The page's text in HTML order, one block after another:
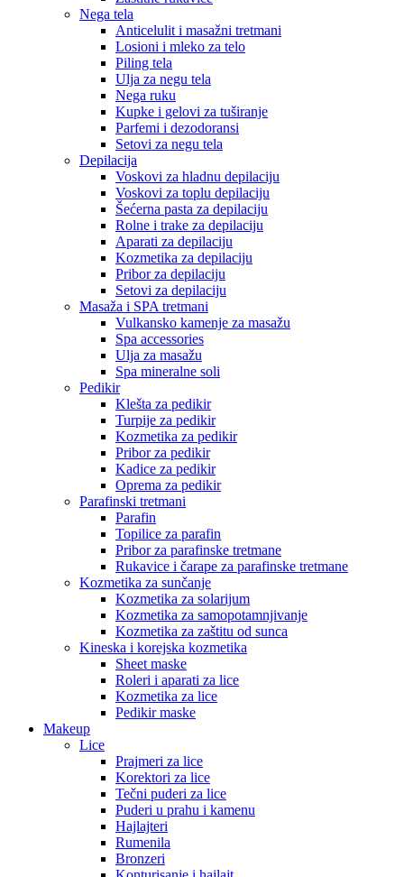
Nega tela
Anticelulit i masažni tretmani
Losioni i mleko za telo
Piling tela
Ulja za negu tela
Nega ruku
Kupke i gelovi za tuširanje
Parfemi i dezodoransi
Setovi za negu tela
Depilacija
Voskovi za hladnu depilaciju
Voskovi za toplu depilaciju
Šećerna pasta za depilaciju
Rolne i trake za depilaciju
Aparati za depilaciju
Kozmetika za depilaciju
Pribor za depilaciju
Setovi za depilaciju
Masaža i SPA tretmani
Vulkansko kamenje za masažu
Spa accessories
Ulja za masažu
Spa mineralne soli
Pedikir
Klešta za pedikir
Turpije za pedikir
Kozmetika za pedikir
Pribor za pedikir
Kadice za pedikir
Oprema za pedikir
Parafinski tretmani
Parafin
Topilice za parafin
Pribor za parafinske tretmane
Rukavice i čarape za parafinske tretmane
Kozmetika za sunčanje
Kozmetika za solarijum
Kozmetika za samopotamnjivanje
Kozmetika za zaštitu od sunca
Kineska i korejska kozmetika
Sheet maske
Roleri i aparati za lice
Kozmetika za lice
Pedikir maske
Makeup
Lice
Prajmeri za lice
Korektori za lice
Tečni puderi za lice
Puderi u prahu i kamenu
Hajlajteri
Rumenila
Bronzeri